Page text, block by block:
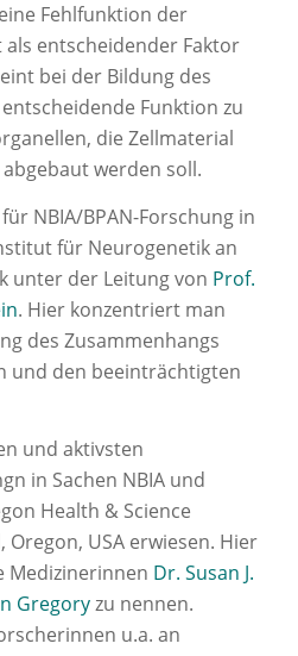
Fehlfunktion der
entscheidender Faktor
bei der Bildung des
Funktion zu
die Zellmaterial
werden soll.
NBIA/BPAN-Forschung in
für Neurogenetik an
unter der Leitung von Prof.
. Hier konzentriert man
des Zusammenhangs
und den beeinträchtigten
und aktivsten
in Sachen NBIA und
Health & Science
USA erwiesen. Hier
Medizinerinnen Dr. Susan J.
Gregoryzu nennen.
u.a. an